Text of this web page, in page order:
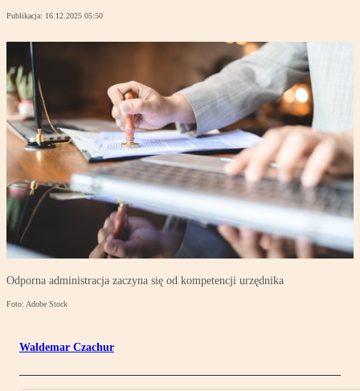
Publikacja: 16.12.2025 05:50
Odporna administracja zaczyna się od kompetencji urzędnika
Foto: Adobe Stock
Waldemar Czachur